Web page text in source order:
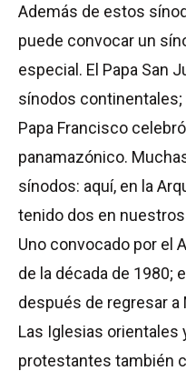
Además de estos
puede convocar un
especial. El Papa San
sínodos
Papa Francisco
panamazónico.
sínodos: aquí, en la
tenido dos en
Uno convocado por el
de la década de 1980;
después de regresar
Las Iglesias orientales
protestantes también